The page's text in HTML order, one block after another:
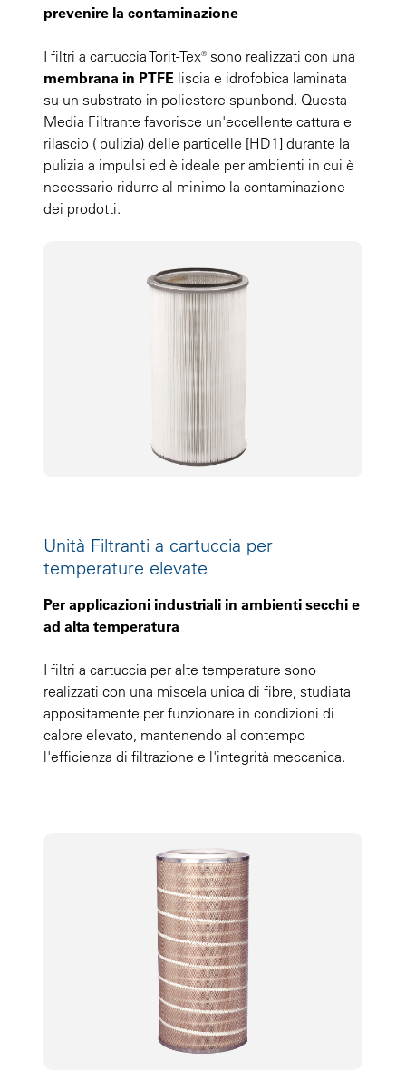
prevenire la contaminazione
I filtri a cartuccia Torit-Tex® sono realizzati con una
membrana in PTFE liscia e idrofobica laminata
su un substrato in poliestere spunbond. Questa
Media Filtrante favorisce un'eccellente cattura e
rilascio ( pulizia) delle particelle [HD1] durante la
pulizia a impulsi ed è ideale per ambienti in cui è
necessario ridurre al minimo la contaminazione
dei prodotti.
Unità Filtranti a cartuccia per
temperature elevate
Per applicazioni industriali in ambienti secchi e
ad alta temperatura
I filtri a cartuccia per alte temperature sono
realizzati con una miscela unica di fibre, studiata
appositamente per funzionare in condizioni di
calore elevato, mantenendo al contempo
l'efficienza di filtrazione e l'integrità meccanica.